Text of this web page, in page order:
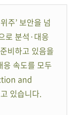
주’ 보안을 넘
로 분석·대응
비하고 있음을
응 속도를 모두
and
있습니다.